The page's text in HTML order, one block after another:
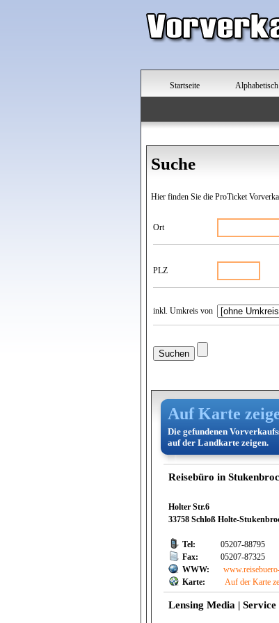
Startseite Alphabetisch
Suche
Hier finden Sie die ProTicket
Ort
PLZ
inkl. Umkreis von
Auf Karte
Die gefundenen
auf der Landkarte zeigen.
Reisebüro in
Holter Str.6
33758 Schloß Holte-
Tel:
05207-88795
Fax:
05207-87325
WWW:
Karte:
Auf der Karte
Lensing Media |